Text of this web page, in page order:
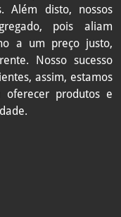
Além disto, nossos
pois aliam
a um preço justo,
Nosso sucesso
assim, estamos
oferecer produtos e